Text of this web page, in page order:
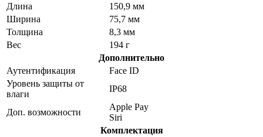
Длина
150,9 мм
Ширина
75,7 мм
Толщина
8,3 мм
Вес
194 г
Дополнительно
Аутентификация
Face ID
Уровень защиты от
влаги
IP68
Доп. возможности
Apple Pay
Siri
Комплектация